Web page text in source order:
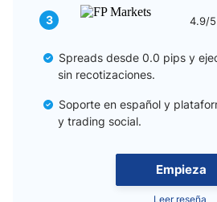
Empieza
Leer reseña
3 4.9/5
Spreads desde 0.0 pips y
sin recotizaciones.
Soporte en español y
y trading social.